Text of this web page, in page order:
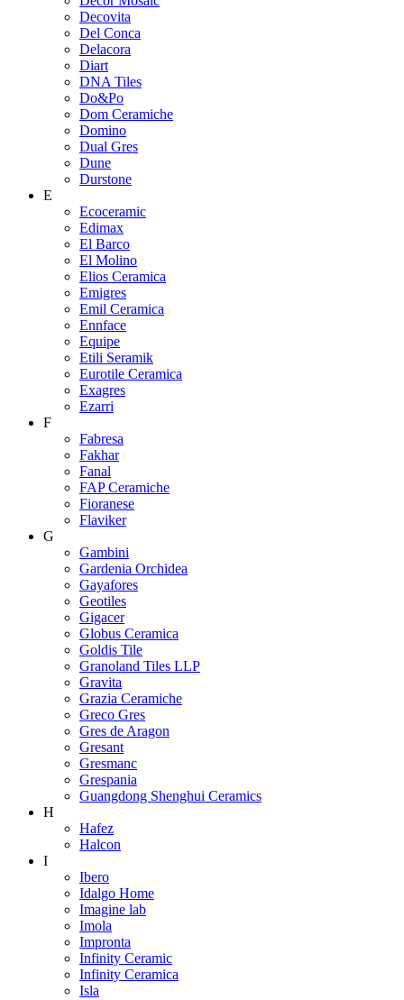
Decovita
Del Conca
Delacora
Diart
DNA Tiles
Do&Po
Dom Ceramiche
Domino
Dual Gres
Dune
Durstone
E
Ecoceramic
Edimax
El Barco
El Molino
Elios Ceramica
Emigres
Emil Ceramica
Ennface
Equipe
Etili Seramik
Eurotile Ceramica
Exagres
Ezarri
F
Fabresa
Fakhar
Fanal
FAP Ceramiche
Fioranese
Flaviker
G
Gambini
Gardenia Orchidea
Gayafores
Geotiles
Gigacer
Globus Ceramica
Goldis Tile
Granoland Tiles LLP
Gravita
Grazia Ceramiche
Greco Gres
Gres de Aragon
Gresant
Gresmanc
Grespania
Guangdong Shenghui Ceramics
H
Hafez
Halcon
I
Ibero
Idalgo Home
Imagine lab
Imola
Impronta
Infinity Ceramic
Infinity Ceramica
Isla